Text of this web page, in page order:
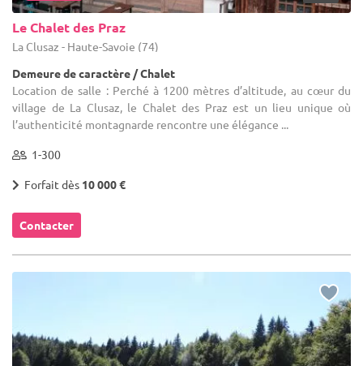
Le Chalet des Praz
La Clusaz - Haute-Savoie (74)
Demeure de caractère / Chalet
Location de salle : Perché à 1200 mètres d’altitude, au cœur du
village de La Clusaz, le Chalet des Praz est un lieu unique où
l’authenticité montagnarde rencontre une élégance ...
1-300
Forfait dès 10 000 €
Contacter